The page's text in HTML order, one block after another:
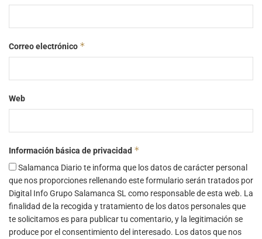
Correo electrónico *
Web
Información básica de privacidad *
Salamanca Diario te informa que los datos de carácter personal
que nos proporciones rellenando este formulario serán tratados por
Digital Info Grupo Salamanca SL como responsable de esta web. La
finalidad de la recogida y tratamiento de los datos personales que
te solicitamos es para publicar tu comentario, y la legitimación se
produce por el consentimiento del interesado. Los datos que nos